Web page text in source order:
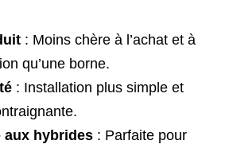
: Moins chère à l’achat et à
qu’une borne.
: Installation plus simple et
aux hybrides: Parfaite pour